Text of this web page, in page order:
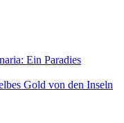
Ein Paradies
Gold von den Inseln